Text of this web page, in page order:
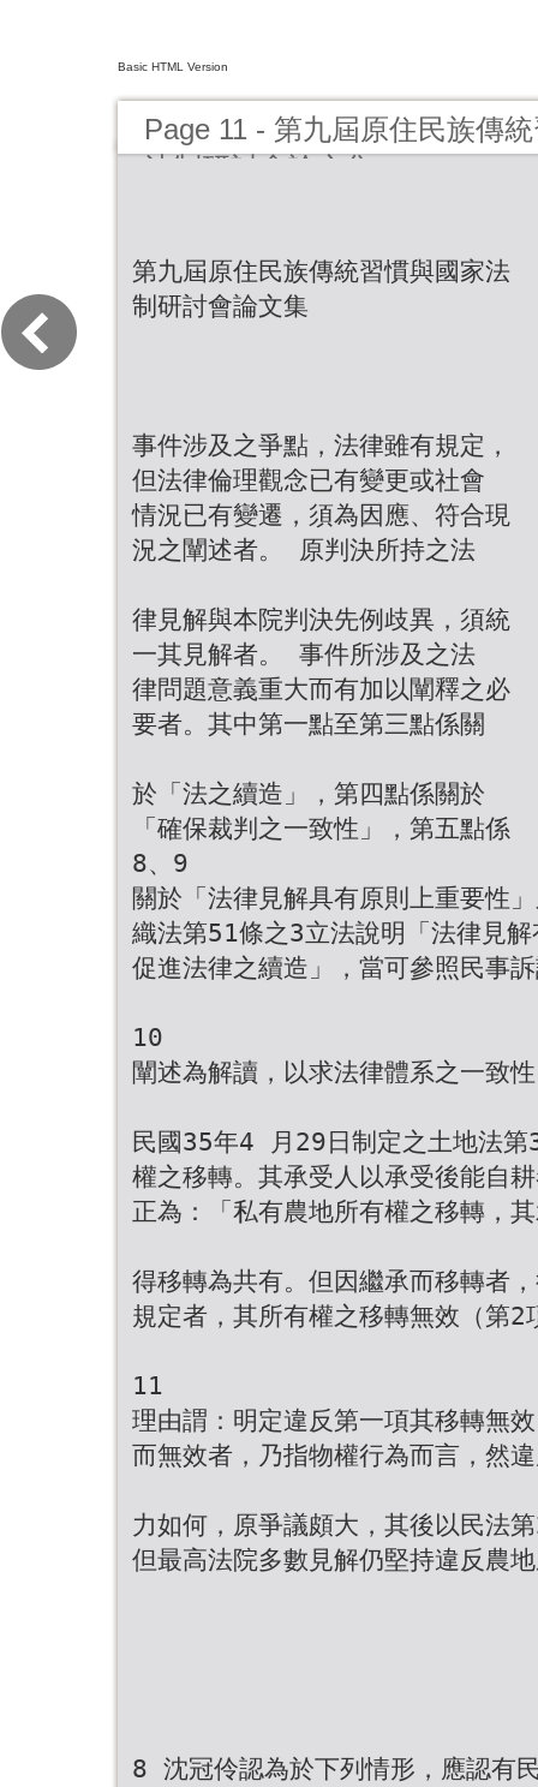
Basic HTML Version
Page 11 - 第九屆原住民族傳
法制研討會論文集
第九屆原住民族傳統習慣與國家法
制研討會論文集
事件涉及之爭點，法律雖有規定，
但法律倫理觀念已有變更或社會
情況已有變遷，須為因應、符合現
況之闡述者。 原判決所持之法
律見解與本院判決先例歧異，須統
一其見解者。 事件所涉及之法
律問題意義重大而有加以闡釋之必
要者。其中第一點至第三點係關
於「法之續造」，第四點係關於
「確保裁判之一致性」，第五點係
8、9
關於「法律見解具有原則上重要性
織法第51條之3立法說明「法律見
促進法律之續造」，當可參照民事
10
闡述為解讀，以求法律體系之一致
民國35年4 月29日制定之土地法第
權之移轉。其承受人以承受後能自
正為：「私有農地所有權之移轉，
得移轉為共有。但因繼承而移轉者
規定者，其所有權之移轉無效（第
11
理由謂：明定違反第一項其移轉無
而無效者，乃指物權行為而言，然
力如何，原爭議頗大，其後以民法
但最高法院多數見解仍堅持違反農
8 沈冠伶認為於下列情形，應認